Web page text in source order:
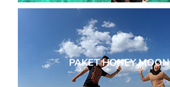
PAKET HONEY